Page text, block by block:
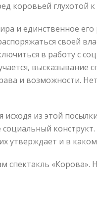
коровьей
и единственное его
своей
в работу с
высказывание
и возможности.
из этой
утверждает и в
спектакль